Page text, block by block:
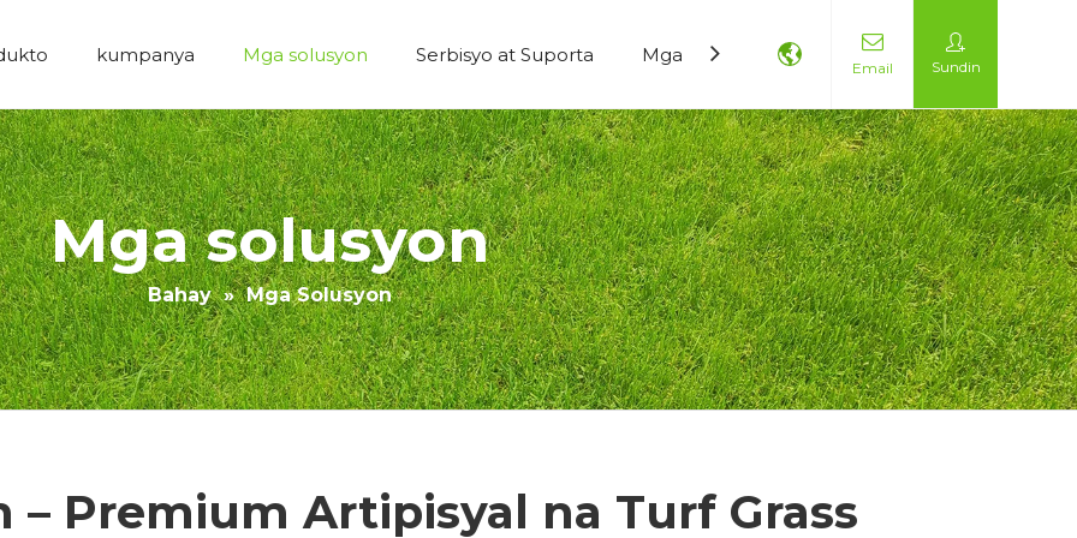
kumpanya Mga solusyon Serbisyo at Suporta Mga Blog Makipag-ugnayan sa Amin
Email Sundin
Mga solusyon
Bahay » Mga Solusyon
– Premium Artipisyal na Turf Grass